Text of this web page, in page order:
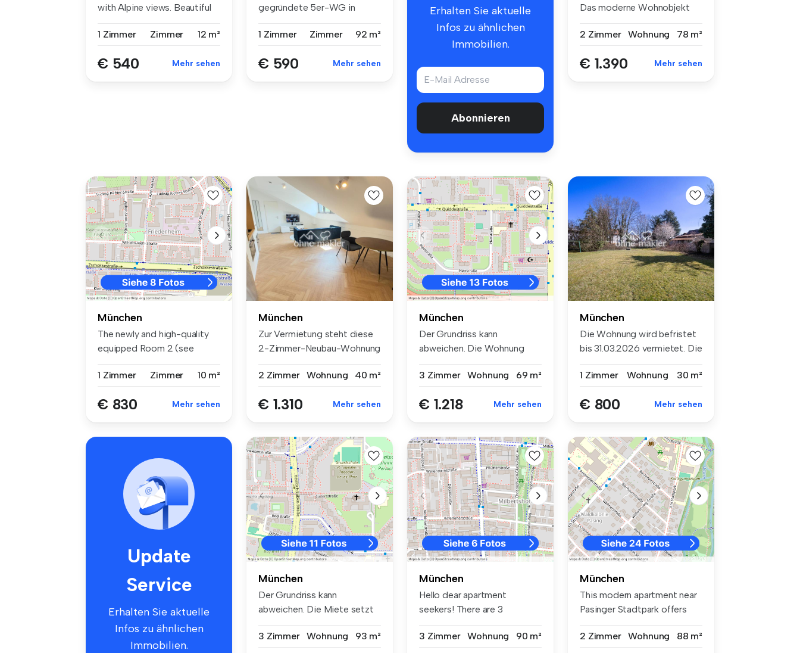
with Alpine views. Beautiful
1 Zimmer
Zimmer 12 m²
€ 540 Mehr sehen
gegründete 5er-WG in
1 Zimmer
Zimmer 92 m²
€ 590 Mehr sehen
Erhalten Sie aktuelle
Infos zu ähnlichen
Immobilien.
Abonnieren
Das moderne Wohnobjekt
2 Zimmer
Wohnung 78 m²
€ 1.390 Mehr sehen
München
The newly and high-quality
equipped Room 2 (see
1 Zimmer
Zimmer 10 m²
€ 830 Mehr sehen
München
Zur Vermietung steht diese
2-Zimmer-Neubau-Wohnung
2 Zimmer Wohnung 40 m²
€ 1.310 Mehr sehen
München
Der Grundriss kann
abweichen. Die Wohnung
3 Zimmer
Wohnung 69 m²
€ 1.218 Mehr sehen
München
Die Wohnung wird befristet
bis 31.03.2026 vermietet. Die
1 Zimmer
Wohnung 30 m²
€ 800 Mehr sehen
Update
Service
Erhalten Sie aktuelle
Infos zu ähnlichen
Immobilien.
München
Der Grundriss kann
abweichen. Die Miete setzt
3 Zimmer
Wohnung 93 m²
München
Hello dear apartment
seekers! There are 3
3 Zimmer
Wohnung 90 m²
München
This modern apartment near
Pasinger Stadtpark offers
2 Zimmer
Wohnung 88 m²